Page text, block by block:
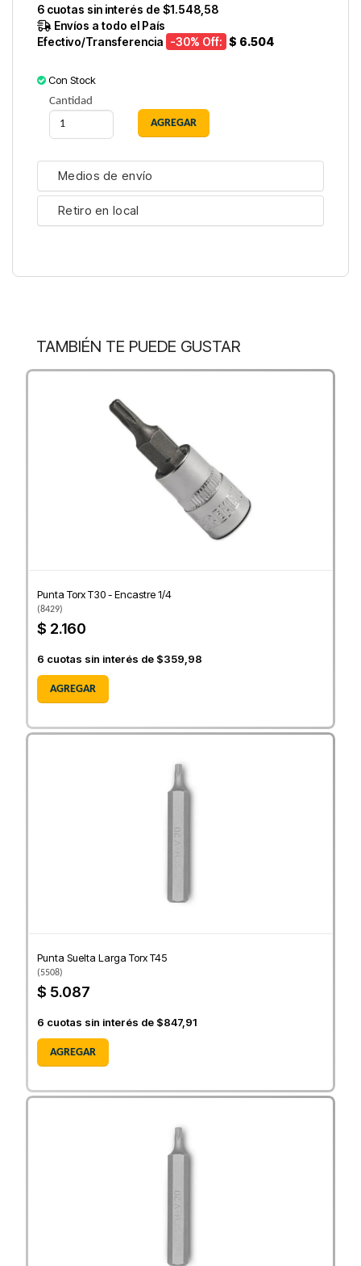
6 cuotas sin interés de $1.548,58
Envíos a todo el País
Efectivo/Transferencia -30% Off: $ 6.504
Con Stock
Cantidad
Medios de envío
Retiro en local
TAMBIÉN TE PUEDE GUSTAR
Punta Torx T30 - Encastre 1/4
(8429)
$ 2.160
6 cuotas sin interés de $359,98
AGREGAR
Punta Suelta Larga Torx T45
(5508)
$ 5.087
6 cuotas sin interés de $847,91
AGREGAR